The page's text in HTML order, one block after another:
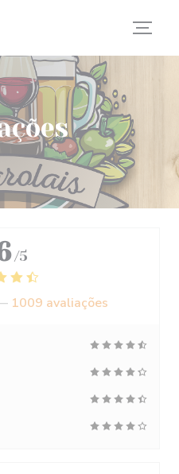
/5
1009 avaliações